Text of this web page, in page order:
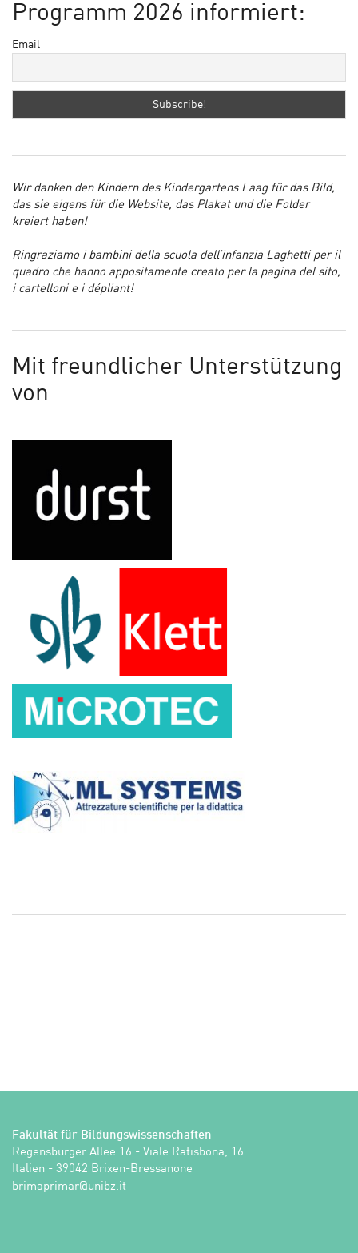
Programm 2026 informiert:
Email
Wir danken den Kindern des Kindergartens Laag für das Bild,
das sie eigens für die Website, das Plakat und die Folder
kreiert haben!
Ringraziamo i bambini della scuola dell’infanzia Laghetti per il
quadro che hanno appositamente creato per la pagina del sito,
i cartelloni e i dépliant!
Mit freundlicher Unterstützung
von
Fakultät für Bildungswissenschaften
Regensburger Allee 16 - Viale Ratisbona, 16
Italien - 39042 Brixen-Bressanone
ti.zbinu@ramirpamirb